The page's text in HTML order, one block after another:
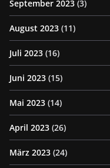
September 2023 (3)
August 2023 (11)
Juli 2023 (16)
Juni 2023 (15)
Mai 2023 (14)
April 2023 (26)
März 2023 (24)